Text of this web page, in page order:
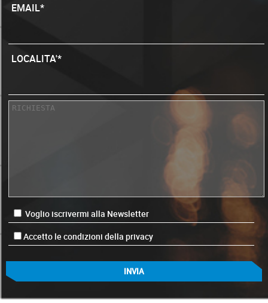
EMAIL*
LOCALITA'*
Voglio iscrivermi alla Newsletter
Accetto le condizioni della privacy